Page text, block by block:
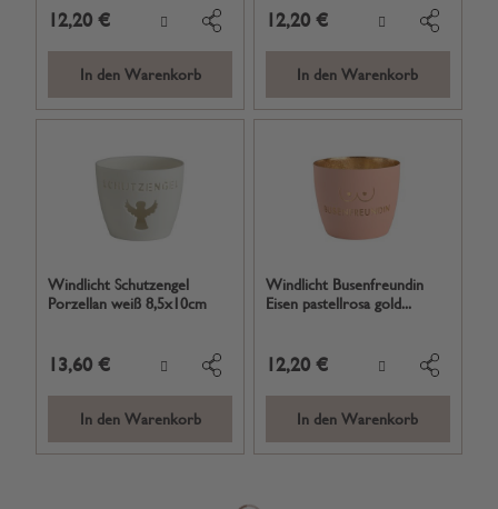
12,20 €
In den Warenkorb
12,20 €
In den Warenkorb
Windlicht Schutzengel
Porzellan weiß 8,5x10cm
13,60 €
In den Warenkorb
Windlicht Busenfreundin
Eisen pastellrosa gold...
12,20 €
In den Warenkorb